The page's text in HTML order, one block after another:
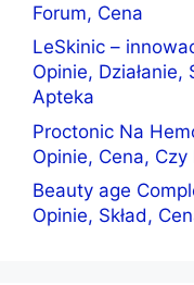
Forum, Cena
LeSkinic –
Opinie,
Apteka
Proctonic Na
Opinie, Cena, Czy
Beauty age
Opinie, Skład,